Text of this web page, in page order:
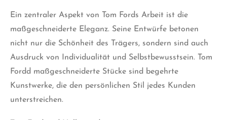
Ein zentraler Aspekt von Tom Fords Arbeit ist die
maßgeschneiderte Eleganz. Seine Entwürfe betonen
nicht nur die Schönheit des Trägers, sondern sind auch
Ausdruck von Individualität und Selbstbewusstsein. Tom
Fordd maßgeschneiderte Stücke sind begehrte
Kunstwerke, die den persönlichen Stil jedes Kunden
unterstreichen.